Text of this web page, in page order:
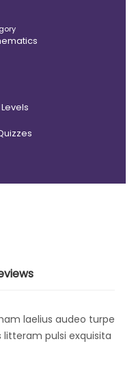
laelius audeo turpe
pulsi exquisita